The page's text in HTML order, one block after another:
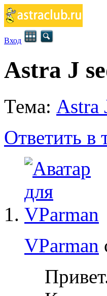
Вход
Astra J
Тема: Astra
Ответить в
VParman